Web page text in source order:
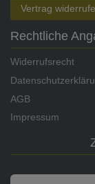
Vertrag
Rechtliche
Widerrufsrecht
AGB
Impressum